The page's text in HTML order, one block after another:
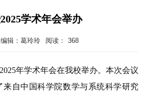
学术年会举办
编辑：葛玲玲 阅读： 368
年学术年会在我校举办。本次会议
自中国科学院数学与系统科学研究